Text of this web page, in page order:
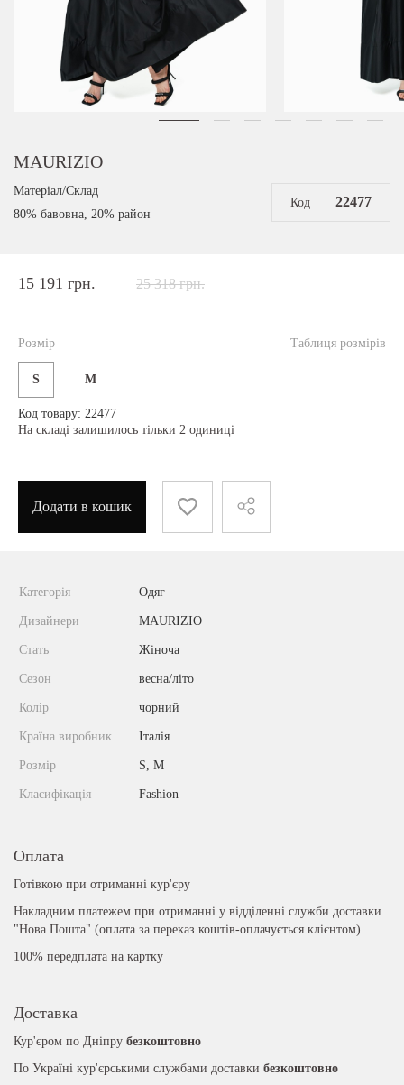
MAURIZIO
Матеріал/Склад
80% бавовна, 20% район
Код 22477
15 191 грн. 25 318 грн.
Таблиця розмірів
Розмір
S M
Код товару: 22477
На складі залишилось тільки 2 одиниці
Додати в кошик
Категорія Одяг
Дизайнери MAURIZIO
Стать Жіноча
Сезон весна/літо
Колір чорний
Країна виробник Італія
Розмір S, M
Класифікація Fashion
Оплата
Готівкою при отриманні кур'єру
Накладним платежем при отриманні у відділенні служби доставки
"Нова Пошта" (оплата за переказ коштів-оплачується клієнтом)
100% передплата на картку
Доставка
Кур'єром по Дніпру безкоштовно
По Україні кур'єрськими службами доставки безкоштовно